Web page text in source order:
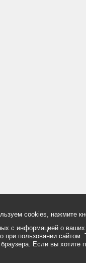
cookies, нажмите
с информацией о
при пользовании
Если вы хотите